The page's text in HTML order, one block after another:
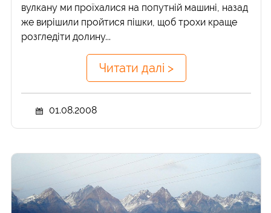
вулкану ми проїхалися на попутній машині, назад
же вирішили пройтися пішки, щоб трохи краще
розгледіти долину...
Читати далі >
01.08.2008